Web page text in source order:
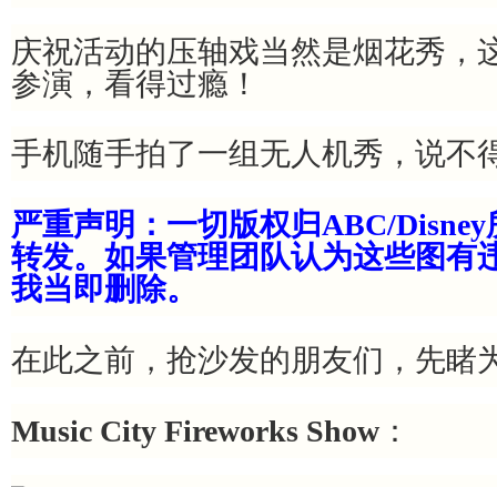
庆祝活动的压轴戏当然是烟花秀，
参演，看得过瘾！
手机随手拍了一组无人机秀，说不
严重声明： 一切版权归ABC/
转发。如果管理团队认为这些图有
我当即删除。
在此之前，抢沙发的朋友们，先睹
Music City Fireworks Show ：